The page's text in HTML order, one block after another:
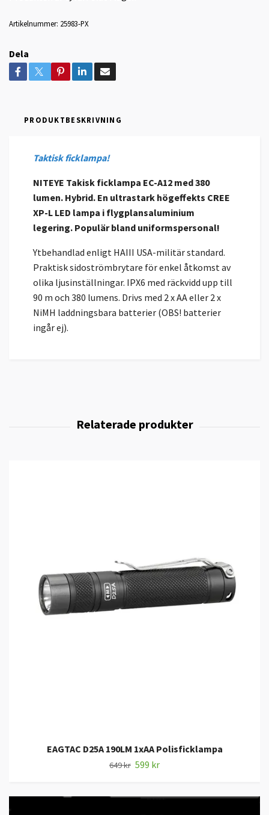
Artikelnummer: 25983-PX
Dela
PRODUKTBESKRIVNING
Taktisk ficklampa!
NITEYE Takisk ficklampa EC-A12 med 380
lumen. Hybrid. En ultrastark högeffekts CREE
XP-L LED lampa i flygplansaluminium
legering. Populär bland uniformspersonal!
Ytbehandlad enligt HAIII USA-militär standard.
Praktisk sidoströmbrytare för enkel åtkomst av
olika ljusinställningar. IPX6 med räckvidd upp till
90 m och 380 lumens. Drivs med 2 x AA eller 2 x
NiMH laddningsbara batterier (OBS! batterier
ingår ej).
EAGTAC D25A 190LM 1xAA Polisficklampa
649 kr 599 kr